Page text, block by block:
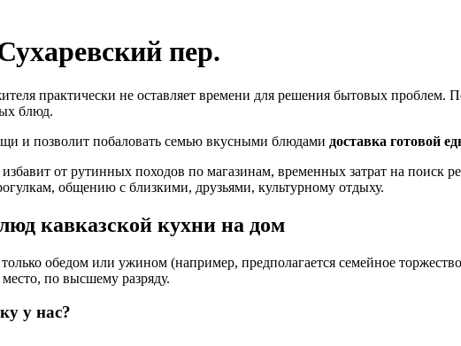
пер.
практически не оставляет времени для решения бытовых проблем.
блюд.
и позволит побаловать семью вкусными блюдами доставка готовой
от рутинных походов по магазинам, временных затрат на поиск
общению с близкими, друзьями, культурному отдыху.
кавказской кухни на дом
обедом или ужином (например, предполагается семейное
по высшему разряду.
у нас?